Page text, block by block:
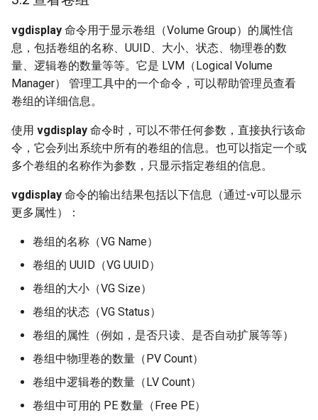
vgdisplay 命令用于显示卷组（Volume Group）的属性信
息，包括卷组的名称、UUID、大小、状态、物理卷的数
量、逻辑卷的数量等等。它是 LVM（Logical Volume
Manager） 管理工具中的一个命令，可以帮助管理员查看
卷组的详细信息。
使用 vgdisplay 命令时，可以不带任何参数，直接执行该命
令，它会列出系统中所有的卷组的信息。也可以指定一个或
多个卷组的名称作为参数，只显示指定卷组的信息。
vgdisplay 命令的输出结果包括以下信息（通过-v可以显示
更多属性）：
卷组的名称（VG Name）
卷组的 UUID（VG UUID）
卷组的大小（VG Size）
卷组的状态（VG Status）
卷组的属性（例如，是否只读、是否自动扩展等等）
卷组中物理卷的数量（PV Count）
卷组中逻辑卷的数量（LV Count）
卷组中可用的 PE 数量（Free PE）